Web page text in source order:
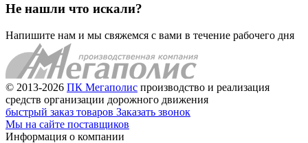
Не нашли что искали?
Напишите нам и мы свяжемся с вами в течение рабочего дня
© 2013-2026 ПК Мегаполис производство и реализация
средств организации дорожного движения
быстрый заказ товаров Заказать звонок
Мы на сайте поставщиков
Информация о компании